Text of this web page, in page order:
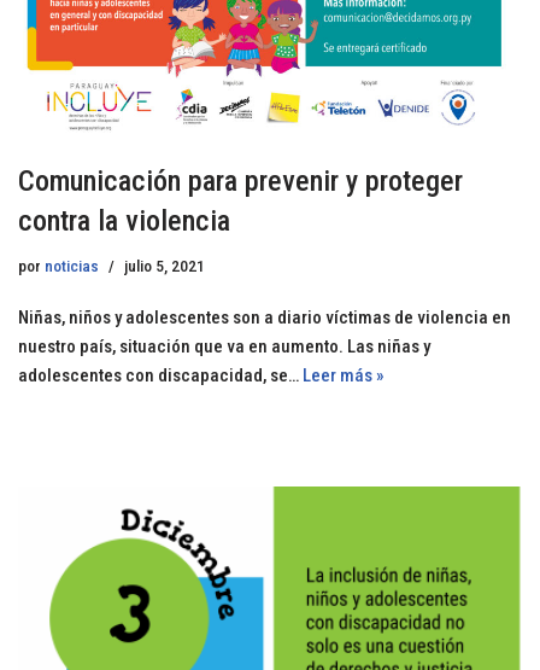
Comunicación para prevenir y proteger
contra la violencia
por noticias julio 5, 2021
Niñas, niños y adolescentes son a diario víctimas de violencia en
nuestro país, situación que va en aumento. Las niñas y
adolescentes con discapacidad, se… Leer más »